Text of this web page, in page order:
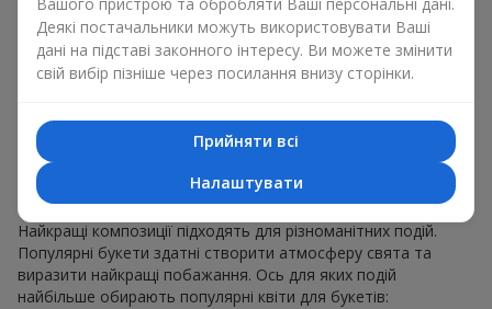
пори року, але ці класичні популярні букети завжди
залишаються в списку тих що мають найбільший попит.
Якщо ви хочете бути впевненими у своєму виборі,
звертайтесь до цих перевірених часом популярних квітів.
Для яких подій в м. Гостомель
обирають популярні букети
Що важливо пам’ятати, обираючи популярні букети?
Найкращі композиції підходять для різноманітних подій.
Популярні букети здатні створити атмосферу свята та
виразити найкращі побажання. Ось для яких подій
найбільше обирають популярні квіти для букетів:
Деякі постачальники можуть використовувати Ваші
дані на підставі законного інтересу. Ви можете змінити
свій вибір пізніше через посилання внизу сторінки.
Прийняти всі
Налаштувати